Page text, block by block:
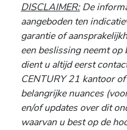
DISCLAIMER:De
aangeboden ten
garantie of
een beslissing neemt op
dient u altijd eerst
CENTURY 21 kantoor
belangrijke nuances
en/of updates over dit
waarvan u best op de